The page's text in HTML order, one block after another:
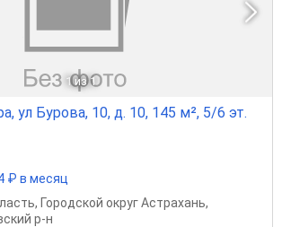
1 из 1
ул Бурова, 10, д. 10, 145 м², 5/6 эт.
₽ в месяц
, Городской округ Астрахань,
р-н